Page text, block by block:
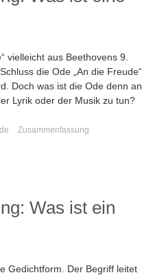
vielleicht aus Beethovens 9.
die Ode „An die Freude“
Doch was ist die Ode denn an
Lyrik oder der Musik zu tun?
Zusammenfassung
Was ist ein
Gedichtform. Der Begriff leitet